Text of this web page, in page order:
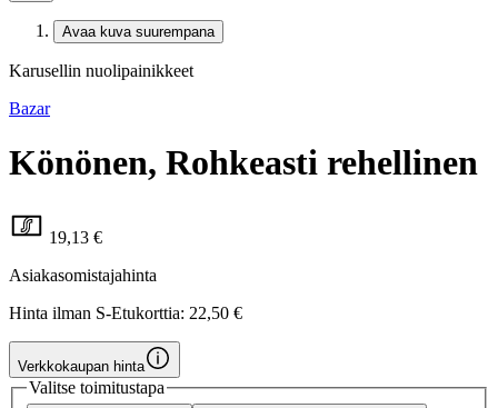
Avaa kuva suurempana
Karusellin nuolipainikkeet
Bazar
Könönen, Rohkeasti rehellinen
19,13 €
Asiakasomistajahinta
Hinta ilman S-Etukorttia: 22,50 €
Verkkokaupan hinta
Valitse toimitustapa